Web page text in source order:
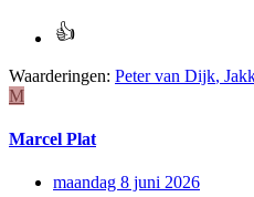
Waarderingen: Peter van Dijk,
M
Marcel Plat
maandag 8 juni 2026